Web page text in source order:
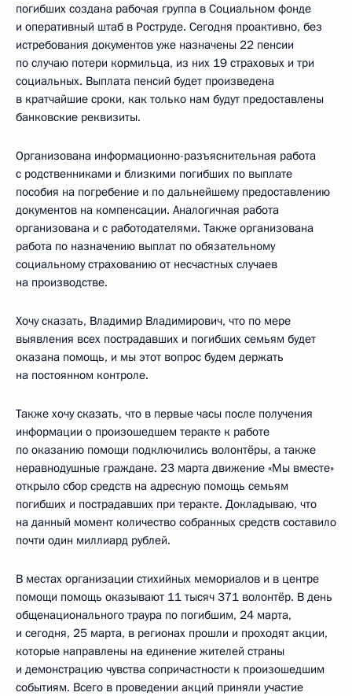
погибших создана рабочая группа в Социальном фонде
и оперативный штаб в Роструде. Сегодня проактивно, без
истребования документов уже назначены 22 пенсии
по случаю потери кормильца, из них 19 страховых и три
социальных. Выплата пенсий будет произведена
в кратчайшие сроки, как только нам будут предоставлены
банковские реквизиты.
Организована информационно-разъяснительная работа
с родственниками и близкими погибших по выплате
пособия на погребение и по дальнейшему предоставлению
документов на компенсации. Аналогичная работа
организована и с работодателями. Также организована
работа по назначению выплат по обязательному
социальному страхованию от несчастных случаев
на производстве.
Хочу сказать, Владимир Владимирович, что по мере
выявления всех пострадавших и погибших семьям будет
оказана помощь, и мы этот вопрос будем держать
на постоянном контроле.
Также хочу сказать, что в первые часы после получения
информации о произошедшем теракте к работе
по оказанию помощи подключились волонтёры, а также
неравнодушные граждане. 23 марта движение «Мы вместе»
открыло сбор средств на адресную помощь семьям
погибших и пострадавших при теракте. Докладываю, что
на данный момент количество собранных средств составило
почти один миллиард рублей.
В местах организации стихийных мемориалов и в центре
помощи помощь оказывают 11 тысяч 371 волонтёр. В день
общенационального траура по погибшим, 24 марта,
и сегодня, 25 марта, в регионах прошли и проходят акции,
которые направлены на единение жителей страны
и демонстрацию чувства сопричастности к произошедшим
событиям. Всего в проведении акций приняли участие